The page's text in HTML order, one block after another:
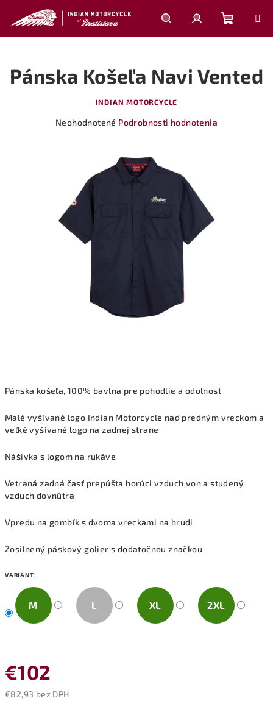
obsah
HľadaťPrihlásenie
košík
Pánska košeľa, 100% bavlna pre pohodlie a odolnosť
Malé vyšívané logo Indian Motorcycle nad predným vreckom a
veľké vyšívané logo na zadnej strane
Nášivka s logom na rukáve
Vetraná zadná časť prepúšťa horúci vzduch von a studený
vzduch dovnútra
Vpredu na gombík s dvoma vreckami na hrudi
Zosilnený páskový golier s dodatočnou značkou
VARIANT:
M L XL 2XL
€102
€82,93 bez DPH
Pánska Košeľa Navi Vented
INDIAN MOTORCYCLE
Priemerné
hviezdičiek.
Neohodnotené Podrobnosti hodnotenia